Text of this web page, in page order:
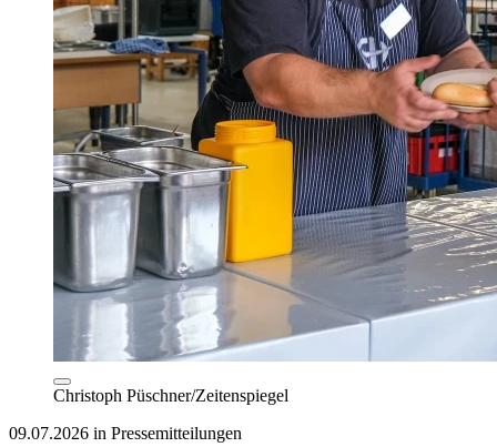
Christoph Püschner/Zeitenspiegel
09.07.2026 in Pressemitteilungen